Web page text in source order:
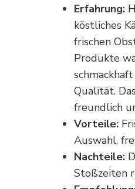
Erfahrung:
köstliches
frischen
Produkte
Qualität.
freundlich
Vorteile:
Auswahl,
Nachteile:
Stoßzeiten